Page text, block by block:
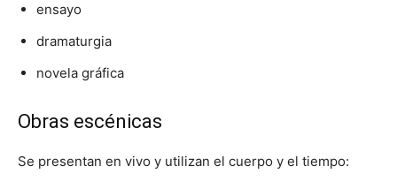
ensayo
dramaturgia
novela gráfica
Obras escénicas
Se presentan en vivo y utilizan el cuerpo y el tiempo: